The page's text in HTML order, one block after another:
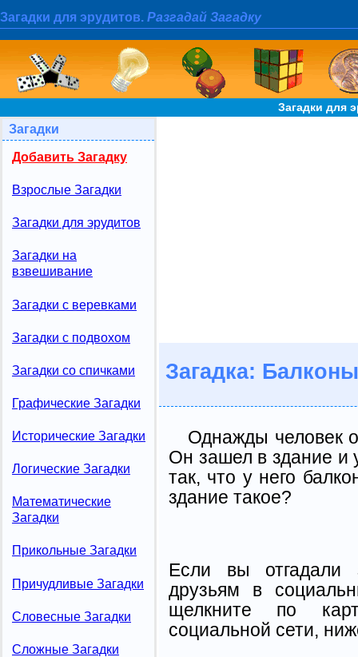
Загадки для эрудитов. Разгадай Загадку
Загадки для
Загадки
Добавить Загадку
Взрослые Загадки
Загадки для эрудитов
Загадки на
взвешивание
Загадки с веревками
Загадки с подвохом
Загадки со спичками
Графические Загадки
Исторические Загадки
Логические Загадки
Математические
Загадки
Прикольные Загадки
Причудливые Загадки
Словесные Загадки
Сложные Загадки
Загадка:
Однажды человек
Он зашел в здание и
так, что у него
здание такое?
Если вы отгадали
друзьям в
щелкните по
социальной сети,